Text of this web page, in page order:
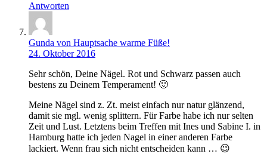
Antworten
Gunda von Hauptsache warme Füße!
24. Oktober 2016
Sehr schön, Deine Nägel. Rot und Schwarz passen auch
bestens zu Deinem Temperament! 🙂
Meine Nägel sind z. Zt. meist einfach nur natur glänzend,
damit sie mgl. wenig splittern. Für Farbe habe ich nur selten
Zeit und Lust. Letztens beim Treffen mit Ines und Sabine I. in
Hamburg hatte ich jeden Nagel in einer anderen Farbe
lackiert. Wenn frau sich nicht entscheiden kann … 😉